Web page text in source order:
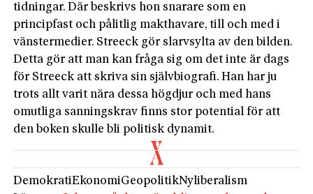
tidningar. Där beskrivs hon snarare som en
principfast och pålitlig makthavare, till och med i
vänstermedier. Streeck gör slarvsylta av den bilden.
Detta gör att man kan fråga sig om det inte är dags
för Streeck att skriva sin självbiografi. Han har ju
trots allt varit nära dessa högdjur och med hans
omutliga sanningskrav finns stor potential för att
den boken skulle bli politisk dynamit.
DemokratiEkonomiGeopolitikNyliberalism